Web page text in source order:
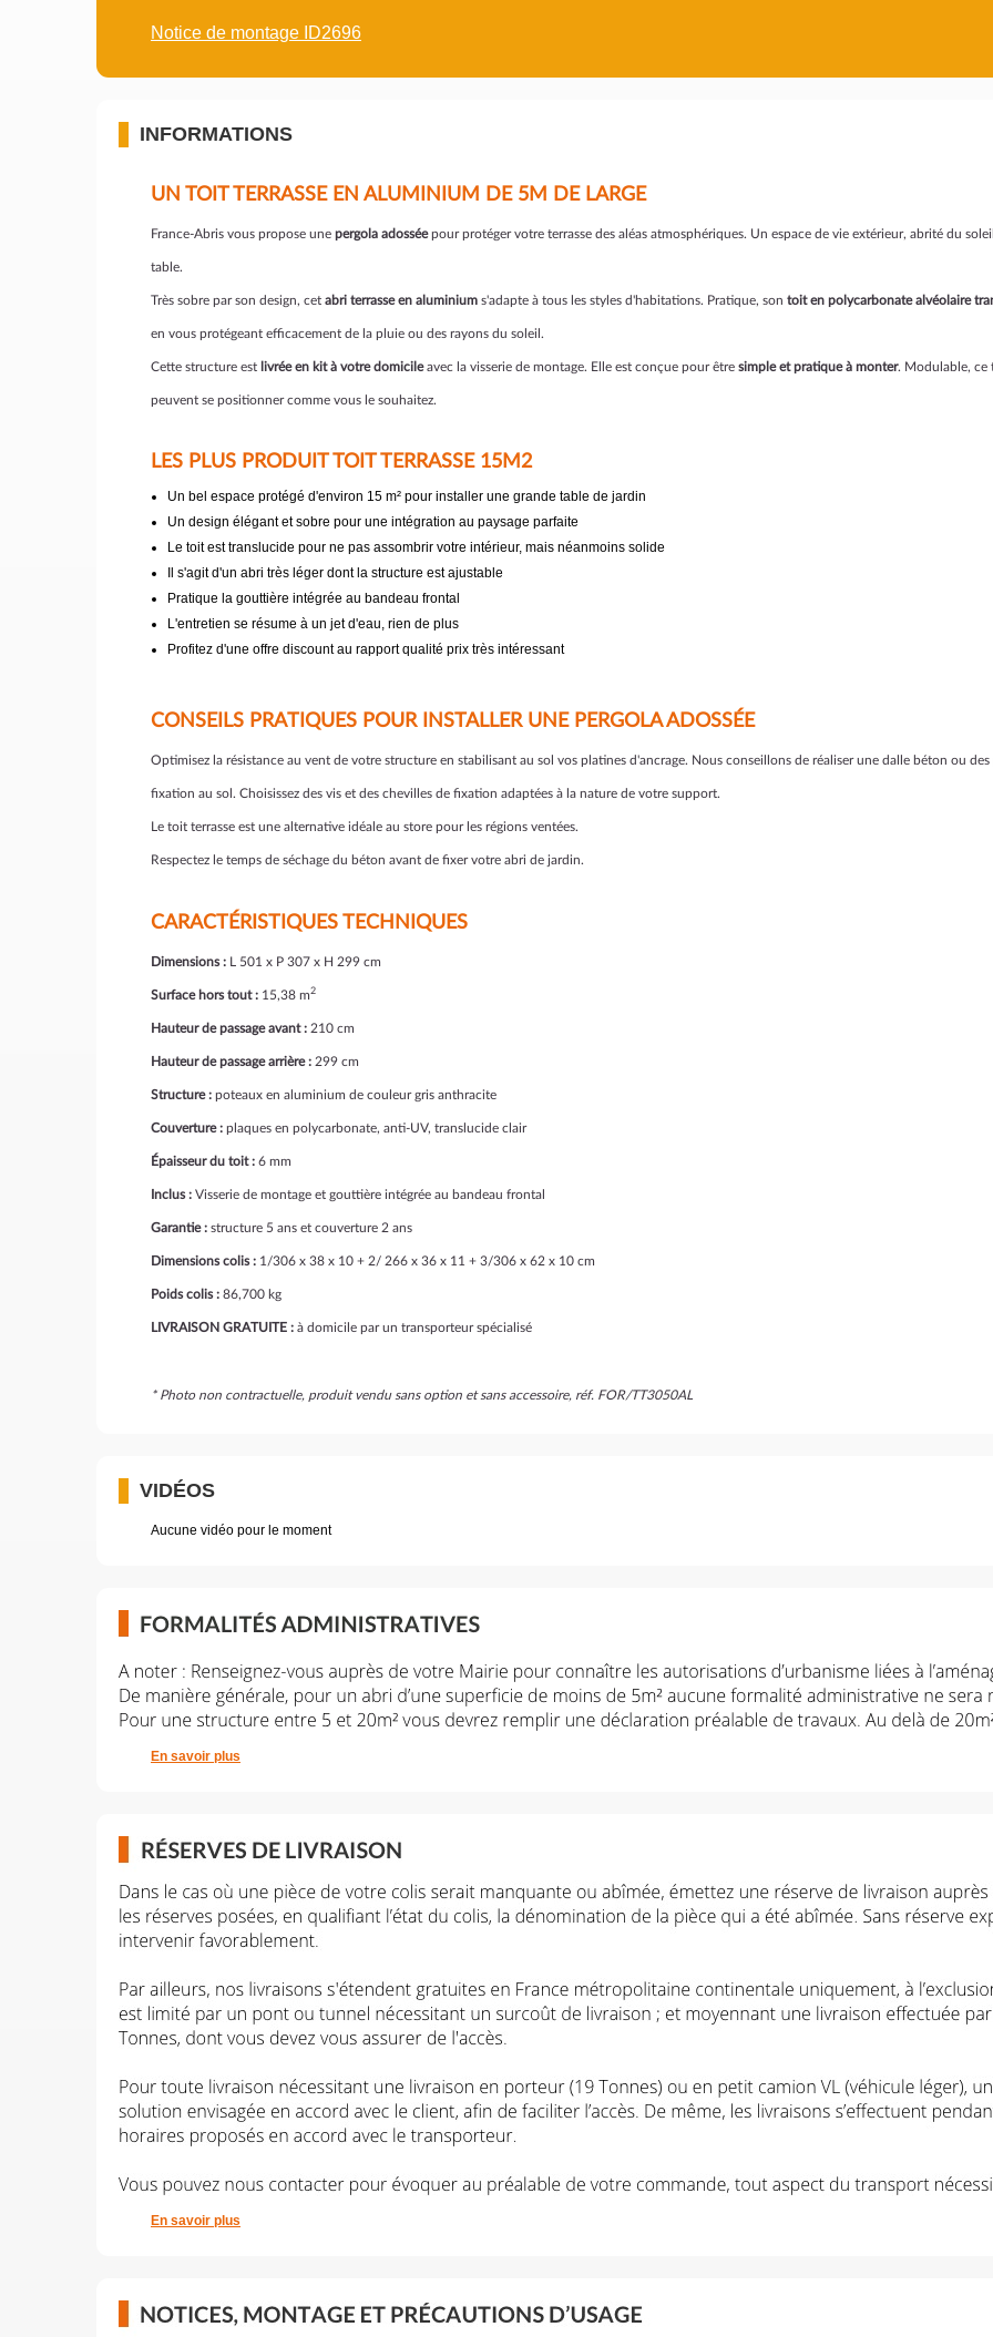
Notice de montage ID2696
INFORMATIONS
UN TOIT TERRASSE EN ALUMINIUM DE 5M DE LARGE
France-Abris vous propose une pergola adosséepour protéger votre terrasse des aléas atmosphériques. Un espace de vie extérieur, abrité du
table.
Très sobre par son design, cet abri terrasse en aluminium s'adapte à tous les styles d'habitations. Pratique, son toit en polycarbonate alvéolaire
en vous protégeant efficacement de la pluie ou des rayons du soleil.
Cette structure est livrée en kit à votre domicileavec la visserie de montage. Elle est conçue pour être simple et pratique à monter. Modulable, ce
peuvent se positionner comme vous le souhaitez.
LES PLUS PRODUIT TOIT TERRASSE 15M2
Un bel espace protégé d'environ 15 m² pour installer une grande table de jardin
Un design élégant et sobre pour une intégration au paysage parfaite
Le toit est translucide pour ne pas assombrir votre intérieur, mais néanmoins solide
Il s'agit d'un abri très léger dont la structure est ajustable
Pratique la gouttière intégrée au bandeau frontal
L'entretien se résume à un jet d'eau, rien de plus
Profitez d'une offre discount au rapport qualité prix très intéressant
CONSEILS PRATIQUES POUR INSTALLER UNE PERGOLA ADOSSÉE
Optimisez la résistance au vent de votre structure en stabilisant au sol vos platines d'ancrage. Nous conseillons de réaliser une dalle béton ou
fixation au sol. Choisissez des vis et des chevilles de fixation adaptées à la nature de votre support.
Le toit terrasse est une alternative idéale au store pour les régions ventées.
Respectez le temps de séchage du béton avant de fixer votre abri de jardin.
CARACTÉRISTIQUES TECHNIQUES
Dimensions : L 501 x P 307 x H 299 cm
Surface hors tout : 15,38 m2
Hauteur de passage avant : 210 cm
Hauteur de passage arrière : 299 cm
Structure : poteaux en aluminium de couleur gris anthracite
Couverture : plaques en polycarbonate, anti-UV, translucide clair
Épaisseur du toit : 6 mm
Inclus : Visserie de montage et gouttière intégrée au bandeau frontal
Garantie : structure 5 ans et couverture 2 ans
Dimensions colis : 1/306 x 38 x 10 + 2/ 266 x 36 x 11 + 3/306 x 62 x 10 cm
Poids colis : 86,700 kg
LIVRAISON GRATUITE : à domicile par un transporteur spécialisé
* Photo non contractuelle, produit vendu sans option et sans accessoire, réf. FOR/TT3050AL
VIDÉOS
Aucune vidéo pour le moment
En savoir plus
En savoir plus